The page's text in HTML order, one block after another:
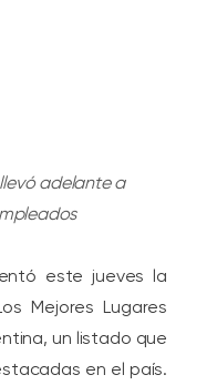
adelante a
este jueves la
Mejores Lugares
un listado que
en el país.